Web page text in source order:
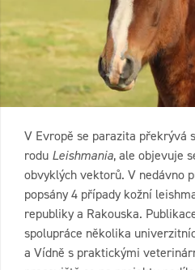
V Evropě se parazita překrývá
rodu Leishmania, ale objevuje
obvyklých vektorů. V nedávno
popsány 4 případy kožní
republiky a Rakouska.
spolupráce několika
a Vídně s praktickými